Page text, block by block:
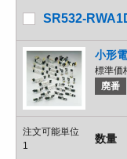
SR532-
小形
標準価
廃番
注文可能単位
1
数量